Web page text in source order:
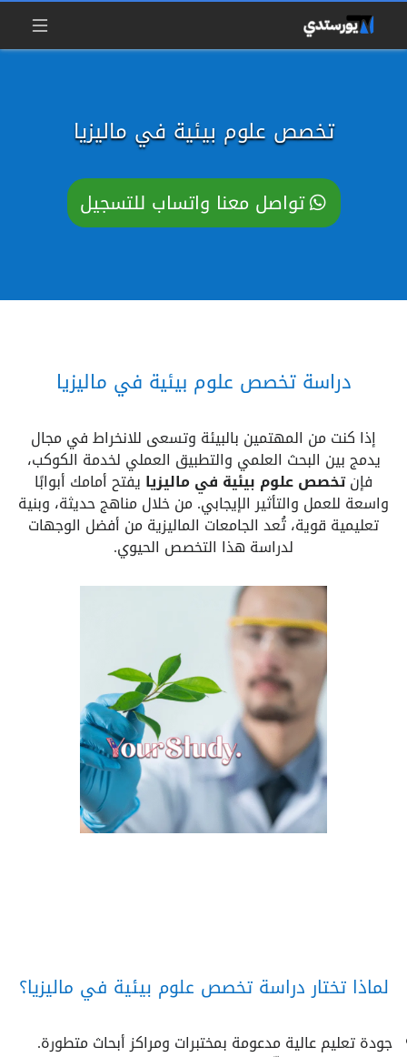
تخصص علوم بيئية في ماليزيا
تواصل معنا واتساب للتسجيل
دراسة تخصص علوم بيئية في ماليزيا
إذا كنت من المهتمين بالبيئة وتسعى للانخراط في مجال
يدمج بين البحث العلمي والتطبيق العملي لخدمة الكوكب،
فإنتخصص علوم بيئية في ماليزيا يفتح أمامك أبوابًا
واسعة للعمل والتأثير الإيجابي. من خلال مناهج حديثة، وبنية
تعليمية قوية، تُعد الجامعات الماليزية من أفضل الوجهات
لدراسة هذا التخصص الحيوي.
لماذا تختار دراسة تخصص علوم بيئية في ماليزيا؟
جودة تعليم عالية مدعومة بمختبرات ومراكز أبحاث متطورة.